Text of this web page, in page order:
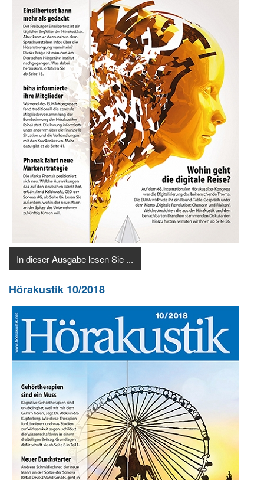
In dieser Ausgabe lesen Sie ...
Hörakustik 10/2018